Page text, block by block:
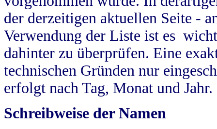
der derzeitigen aktuellen Seite -
Verwendung der Liste ist es
dahinter zu überprüfen. Eine
technischen Gründen nur
erfolgt nach Tag, Monat und Jahr.
Schreibweise der Namen